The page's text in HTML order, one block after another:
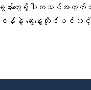
းတွေရှိပါကသင့်အတွက်သ
န်နဲ့ ဆွေးနွေးတိုင်ပင်သ